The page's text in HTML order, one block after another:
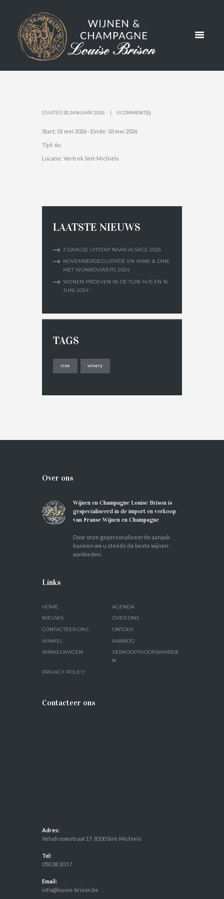
BOURGOG
NE
STARTED30 JANUARY 2026 0 COMMENT(S)
Start: 01 mei 2026- Einde: 03 mei 2026
Tijd: 6u
Locatie: Vertrek Sint-Michiels
LAATSTE NIEUWS
3 DAAGSE UITSTAP NAAR ALSACE 2025
NOVEMBERDEGUSTATIE EN WINE & DINE
MET WIJNBOUWERS 2024
WIJNEN PROEVEN IN DE TUIN 14,15 EN 16
JUNI 2024
TAGS
vine winery
Over ons
Wijnen en Champagne Louise Brison is
gespecialiseerd in de import en verkoop
van Franse Wijnen en Champagne
Door onze gepersonaliseerde aanpak
kunnen we u steeds de beste wijnen
aanbieden.
Links
HOME
AGENDA
NIEUWS
OVER ONS
CONTACTEER ONS
ONTDEK
WINKEL
AANBOD
WINKELWAGEN
VERKOOPSVOORWAARDE
N
PRIVACY POLICY
Contacteer ons
Adres:
Velodroomstraat 17, 8200 Sint-Michiels
Tel:
050 38 20 17
Email:
info@louise-brison.be